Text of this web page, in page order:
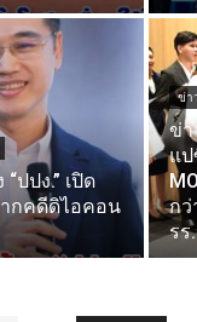
ปปง.” เปิด
ากคดีดิไอคอน
ข่า
ข่า
แ
กว่
ร